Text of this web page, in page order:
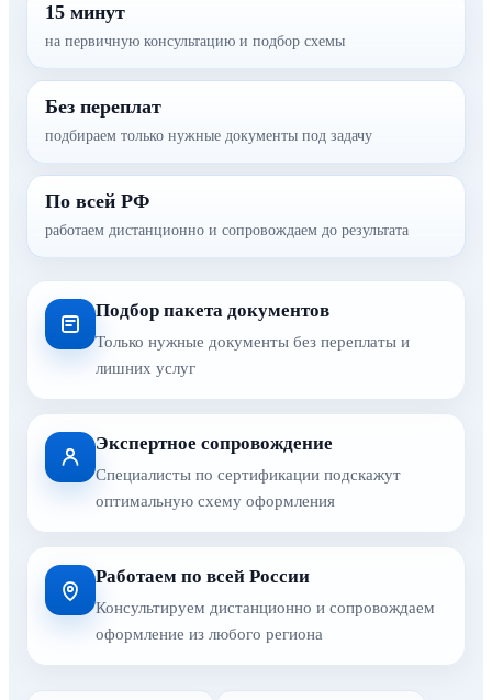
15 минут
на первичную консультацию и подбор схемы
Без переплат
подбираем только нужные документы под задачу
По всей РФ
работаем дистанционно и сопровождаем до результата
Подбор пакета документов
Только нужные документы без переплаты и
лишних услуг
Экспертное сопровождение
Специалисты по сертификации подскажут
оптимальную схему оформления
Работаем по всей России
Консультируем дистанционно и сопровождаем
оформление из любого региона